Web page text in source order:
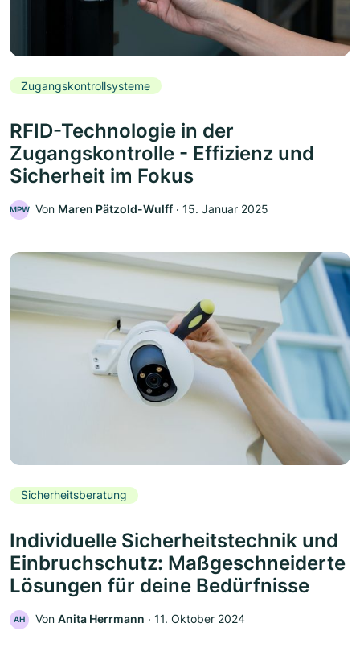
Zugangskontrollsysteme
RFID-Technologie in der
Zugangskontrolle - Effizienz und
Sicherheit im Fokus
MPW Von Maren Pätzold-Wulff ‧ 15. Januar 2025
Sicherheitsberatung
Individuelle Sicherheitstechnik und
Einbruchschutz: Maßgeschneiderte
Lösungen für deine Bedürfnisse
AH Von Anita Herrmann ‧ 11. Oktober 2024